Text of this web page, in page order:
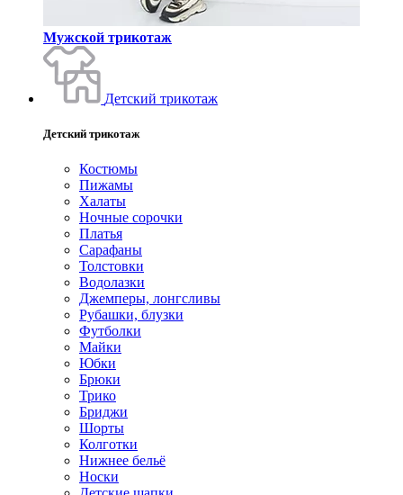
Мужской трикотаж
Детский трикотаж
Детский трикотаж
Костюмы
Пижамы
Халаты
Ночные сорочки
Платья
Сарафаны
Толстовки
Водолазки
Джемперы, лонгсливы
Рубашки, блузки
Футболки
Майки
Юбки
Брюки
Трико
Бриджи
Шорты
Колготки
Нижнее бельё
Носки